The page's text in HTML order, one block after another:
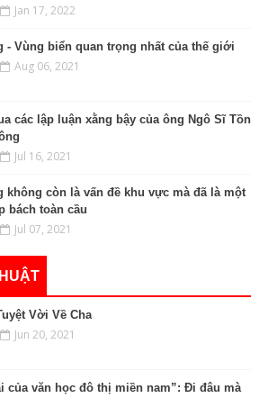
Jan 17, 2022
- Vùng biển quan trọng nhất của thế giới
Aug 06, 2021
các lập luận xằng bậy của ông Ngô Sĩ Tồn
Jul 16, 2021
không còn là vấn đề khu vực mà đã là một
bách toàn cầu
Jul 07, 2021
Vời Về Cha
Jun 20, 2021
của văn học đô thị miền nam”: Đi đâu mà